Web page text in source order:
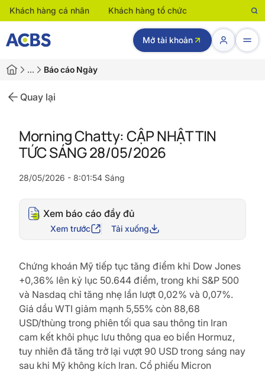
Khách hàng cá nhân Khách hàng tổ chức
Mở tài khoản
… Báo cáo Ngày
Quay lại
Morning Chatty: CẬP NHẬT TIN
TỨC SÁNG 28/05/2026
28/05/2026 - 8:01:54 Sáng
Xem báo cáo đầy đủ
Xem trước Tải xuống
Chứng khoán Mỹ tiếp tục tăng điểm khi Dow Jones
+0,36% lên kỷ lục 50.644 điểm, trong khi S&P 500
và Nasdaq chỉ tăng nhẹ lần lượt 0,02% và 0,07%.
Giá dầu WTI giảm mạnh 5,55% còn 88,68
USD/thùng trong phiên tối qua sau thông tin Iran
cam kết khôi phục lưu thông qua eo biển Hormuz,
tuy nhiên đã tăng trở lại vượt 90 USD trong sáng nay
sau khi Mỹ không kích Iran. Cổ phiếu Micron